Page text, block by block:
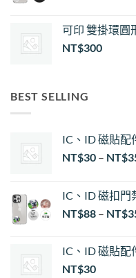
可印 雙掛環圓
NT$300
BEST SELLING
IC、ID 磁貼配
NT$30 – NT$
IC、ID 磁扣門
NT$88 – NT$
IC、ID 磁貼配
NT$30